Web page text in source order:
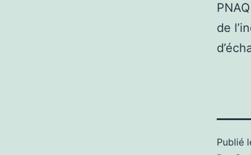
de
Publié